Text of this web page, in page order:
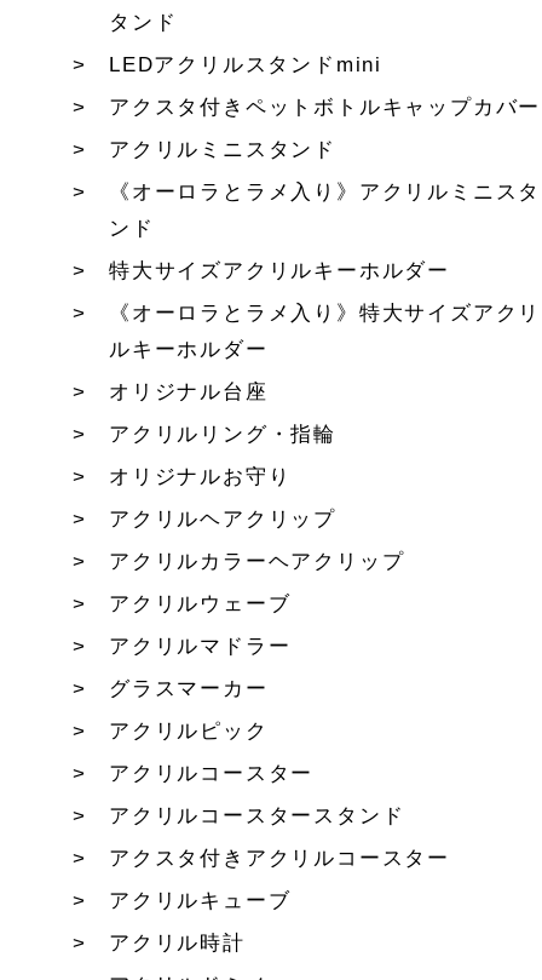
タンド
LEDアクリルスタンドmini
アクスタ付きペットボトルキャップカバー
アクリルミニスタンド
《オーロラとラメ入り》アクリルミニスタ
ンド
特大サイズアクリルキーホルダー
《オーロラとラメ入り》特大サイズアクリ
ルキーホルダー
オリジナル台座
アクリルリング・指輪
オリジナルお守り
アクリルヘアクリップ
アクリルカラーヘアクリップ
アクリルウェーブ
アクリルマドラー
グラスマーカー
アクリルピック
アクリルコースター
アクリルコースタースタンド
アクスタ付きアクリルコースター
アクリルキューブ
アクリル時計